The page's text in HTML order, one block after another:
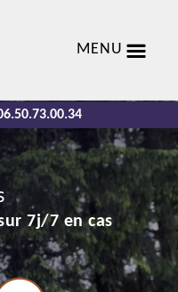
MENU
7j/7 en cas